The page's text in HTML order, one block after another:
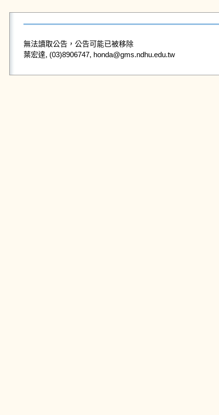
無法讀取公告，公告可能已被移除
葉宏達, (03)8906747, honda@gms.ndhu.edu.tw